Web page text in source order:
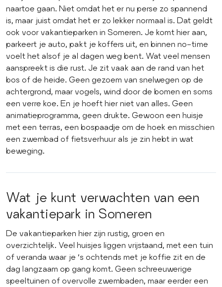
naartoe gaan. Niet omdat het er nu perse zo spannend
is, maar juist omdat het er zo lekker normaal is. Dat geldt
ook voor vakantieparken in Someren. Je komt hier aan,
parkeert je auto, pakt je koffers uit, en binnen no-time
voelt het alsof je al dagen weg bent. Wat veel mensen
aanspreekt is die rust. Je zit vaak aan de rand van het
bos of de heide. Geen gezoem van snelwegen op de
achtergrond, maar vogels, wind door de bomen en soms
een verre koe. En je hoeft hier niet van alles. Geen
animatieprogramma, geen drukte. Gewoon een huisje
met een terras, een bospaadje om de hoek en misschien
een zwembad of fietsverhuur als je zin hebt in wat
beweging.
Wat je kunt verwachten van een
vakantiepark in Someren
De vakantieparken hier zijn rustig, groen en
overzichtelijk. Veel huisjes liggen vrijstaand, met een tuin
of veranda waar je ’s ochtends met je koffie zit en de
dag langzaam op gang komt. Geen schreeuwerige
speeltuinen of overvolle zwembaden, maar eerder een